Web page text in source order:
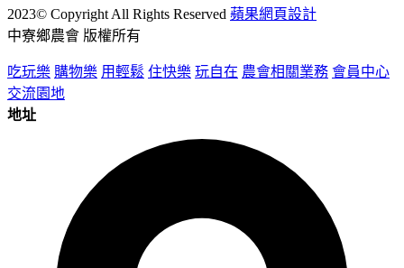
2023© Copyright All Rights Reserved 蘋果網頁設計
中寮鄉農會 版權所有
吃玩樂 購物樂 用輕鬆 住快樂 玩自在 農會相關業務 會員中心
交流園地
地址